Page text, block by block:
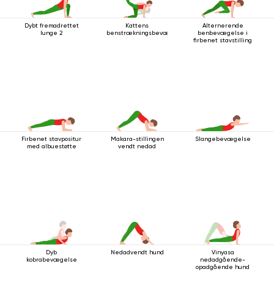
Dybt fremadrettet
lunge 2
Kattens
benstrækningsbevægelse
Alternerende
benbevægelse i
firbenet stavstilling
Firbenet stavpositur
med albuestøtte
Makara-stillingen
vendt nedad
Slangebevægelse
Dyb
kobrabevægelse
Nedadvendt hund
Vinyasa
nedadgående-
opadgående hund